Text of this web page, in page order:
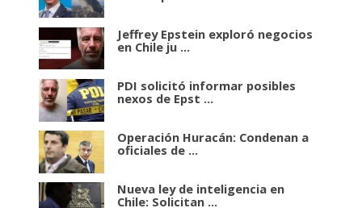
Jeffrey Epstein exploró negocios
en Chile ju ...
PDI solicitó informar posibles
nexos de Epst ...
Operación Huracán: Condenan a
oficiales de ...
Nueva ley de inteligencia en
Chile: Solicitan ...